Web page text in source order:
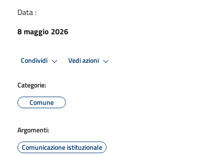
Data :
8 maggio 2026
Condividi Vedi azioni
Categorie:
Comune
Argomenti:
Comunicazione istituzionale